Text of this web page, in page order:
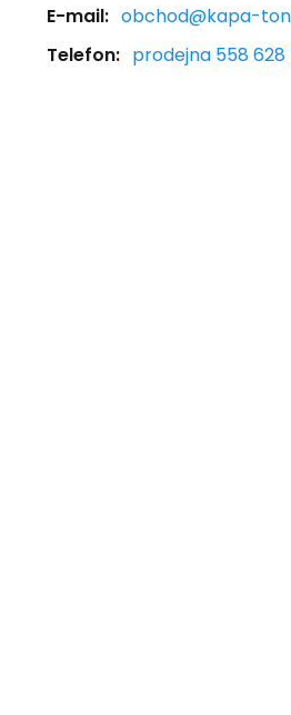
E-mail: obchod@kapa-
Telefon: prodejna 558 628